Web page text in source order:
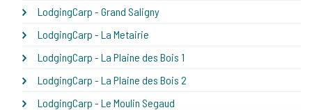
LodgingCarp - Grand Saligny
LodgingCarp - La Metairie
LodgingCarp - La Plaine des Bois 1
LodgingCarp - La Plaine des Bois 2
LodgingCarp - Le Moulin Segaud